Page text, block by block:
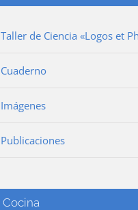
Taller de Ciencia «Logos et
Cuaderno
Imágenes
Publicaciones
Cocina